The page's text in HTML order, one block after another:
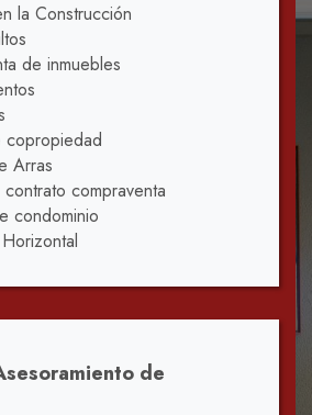
la Construcción
de inmuebles
copropiedad
Arras
compraventa
condominio
de